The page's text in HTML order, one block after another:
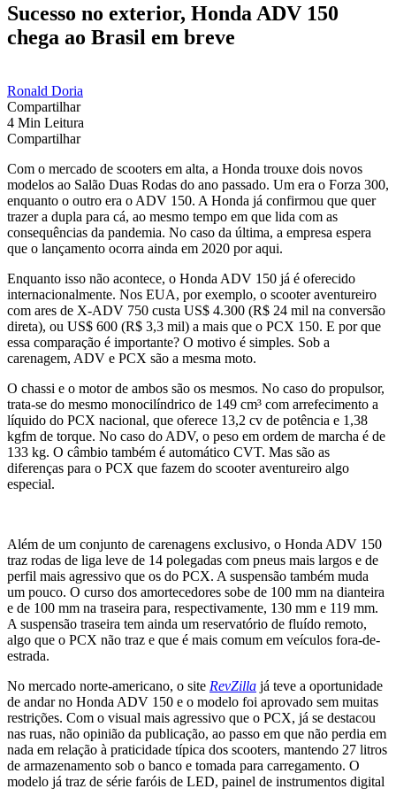
Sucesso no exterior, Honda ADV 150
chega ao Brasil em breve
Ronald Doria
Compartilhar
4 Min Leitura
Compartilhar
Com o mercado de scooters em alta, a Honda trouxe dois novos
modelos ao Salão Duas Rodas do ano passado. Um era o Forza 300,
enquanto o outro era o ADV 150. A Honda já confirmou que quer
trazer a dupla para cá, ao mesmo tempo em que lida com as
consequências da pandemia. No caso da última, a empresa espera
que o lançamento ocorra ainda em 2020 por aqui.
Enquanto isso não acontece, o Honda ADV 150 já é oferecido
internacionalmente. Nos EUA, por exemplo, o scooter aventureiro
com ares de X-ADV 750 custa US$ 4.300 (R$ 24 mil na conversão
direta), ou US$ 600 (R$ 3,3 mil) a mais que o PCX 150. E por que
essa comparação é importante? O motivo é simples. Sob a
carenagem, ADV e PCX são a mesma moto.
O chassi e o motor de ambos são os mesmos. No caso do propulsor,
trata-se do mesmo monocilíndrico de 149 cm³ com arrefecimento a
líquido do PCX nacional, que oferece 13,2 cv de potência e 1,38
kgfm de torque. No caso do ADV, o peso em ordem de marcha é de
133 kg. O câmbio também é automático CVT. Mas são as
diferenças para o PCX que fazem do scooter aventureiro algo
especial.
Além de um conjunto de carenagens exclusivo, o Honda ADV 150
traz rodas de liga leve de 14 polegadas com pneus mais largos e de
perfil mais agressivo que os do PCX. A suspensão também muda
um pouco. O curso dos amortecedores sobe de 100 mm na dianteira
e de 100 mm na traseira para, respectivamente, 130 mm e 119 mm.
A suspensão traseira tem ainda um reservatório de fluído remoto,
algo que o PCX não traz e que é mais comum em veículos fora-de-
estrada.
No mercado norte-americano, o site RevZilla já teve a oportunidade
de andar no Honda ADV 150 e o modelo foi aprovado sem muitas
restrições. Com o visual mais agressivo que o PCX, já se destacou
nas ruas, não opinião da publicação, ao passo em que não perdia em
nada em relação à praticidade típica dos scooters, mantendo 27 litros
de armazenamento sob o banco e tomada para carregamento. O
modelo já traz de série faróis de LED, painel de instrumentos digital